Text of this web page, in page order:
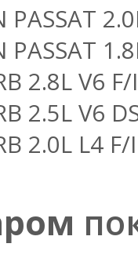
PASSAT
PASSAT
2.8L V6
2.5L V6
2.0L L4